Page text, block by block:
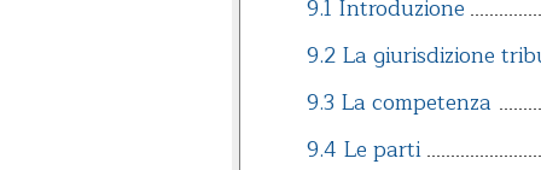
9.1 Introduzione
9.2 La giurisdizione
9.3 La competenza
9.4 Le parti